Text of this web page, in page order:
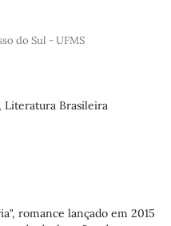
do Sul - UFMS
Brasileira
romance lançado em 2015